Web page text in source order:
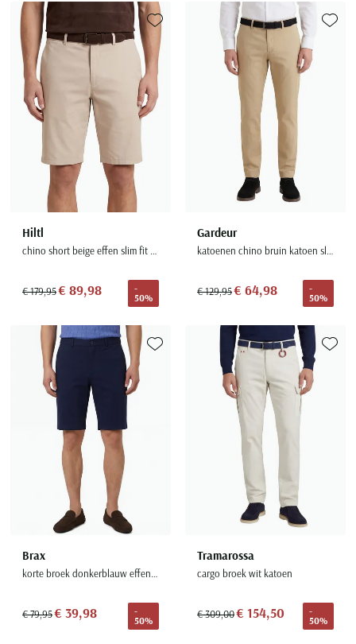
Hiltl
chino short beige effen slim fit katoen
€ 179,95€ 89,98
-
50%
Toevoegen aan favorieten
Gardeur
katoenen chino bruin katoen slim fit
€ 129,95€ 64,98
-
50%
Brax
korte broek donkerblauw effen katoen
€ 79,95€ 39,98
-
50%
Toevoegen aan favorieten
Tramarossa
cargo broek wit katoen
€ 309,00€ 154,50
-
50%